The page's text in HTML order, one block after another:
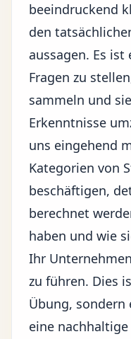
beeindruckend
den
aussagen. Es
Fragen zu
sammeln und
Erkenntnisse
uns eingehend
Kategorien von
beschäftigen,
berechnet
haben und wie
Ihr
zu führen. Dies
Übung, sondern
eine nachhaltige